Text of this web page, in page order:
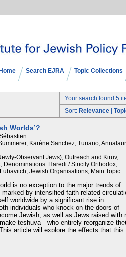
Search EJRA Topic Collections
Your search found 5
Sort: Relevance
Worlds’?
Karène Sanchez; Turiano,
Observant Jews), Outreach and Kiruv,
Denominations: Haredi / Strictly Orthodox,
Jewish Organisations, Main Topic:
is no exception to the major trends of
by intensified faith-related
worldwide by a significant rise in
individuals who knock on the doors of
Jewish, as well as Jews raised with
teshuva—who entirely reorganize
article will explore the effects that this